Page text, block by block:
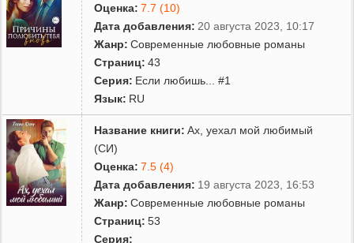
Оценка: 7.7 (10)
Дата добавления: 20 августа 2023, 10:17
Жанр: Современные любовные романы
Страниц: 43
Серия: Если любишь... #1
Язык: RU
Название книги: Ах, уехал мой любимый
(СИ)
Оценка: 7.5 (4)
Дата добавления: 19 августа 2023, 16:53
Жанр: Современные любовные романы
Страниц: 53
Серия: